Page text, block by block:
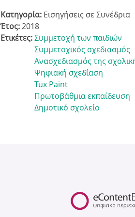
Κατηγορία: Εισηγήσεις σε Συνέδρια
Έτος:2018
Ετικέτες:Συμμετοχή των παιδιών
Συμμετοχικός σχεδιασμός
Ανασχεδιασμός της
Ψηφιακή σχεδίαση
Tux Paint
Πρωτοβάθμια εκπαίδευση
Δημοτικό σχολείο